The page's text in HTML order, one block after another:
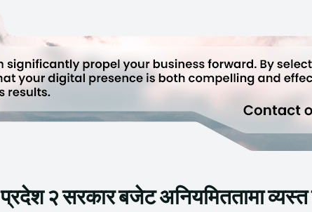
प्रदेश २ सरकार बजेट अनियमिततामा